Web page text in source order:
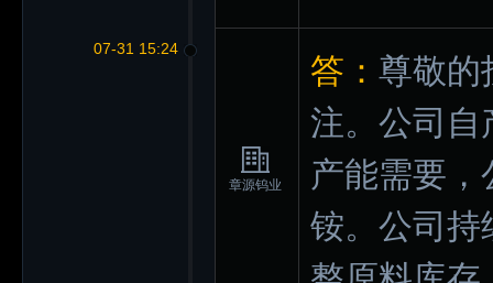
07-31 15:24
章源钨业
答： 尊敬的
注。公司自
产能需要
铵。公司持